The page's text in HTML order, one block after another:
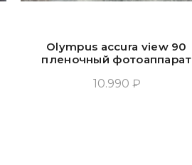
Olympus accura view 90
пленочный фотоаппарат
10.990 ₽